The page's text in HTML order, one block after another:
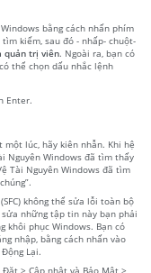
bằng cách nhấn phím
kiếm, sau đó - nhấp- chuột-
quản trị viên. Ngoài ra, bạn có
thể chọn dấu nhắc lệnh
Enter.
một lúc, hãy kiên nhẫn. Khi hệ
Nguyên Windows đã tìm thấy
Tài Nguyên Windows đã tìm
không thể sửa lỗi toàn bộ
những tập tin này bạn phải
khôi phục Windows. Bạn có
nhập, bằng cách nhấn vào
Lại.
> Cập nhật và Bảo Mật >